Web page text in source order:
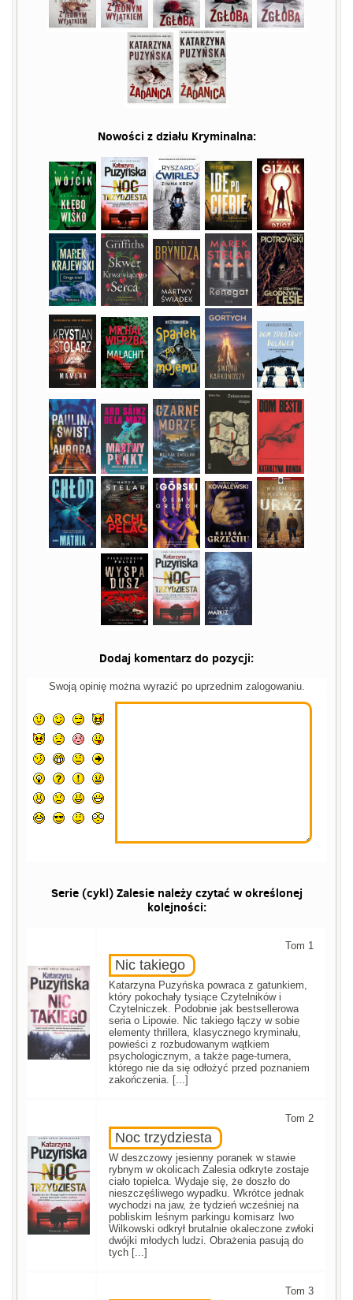
Nowości z działu Kryminalna:
Dodaj komentarz do pozycji:
Swoją opinię można wyrazić po uprzednim zalogowaniu.
Serie (cykl) Zalesie należy czytać w określonej
kolejności:
Tom 1
Nic takiego
Katarzyna Puzyńska powraca z gatunkiem,
który pokochały tysiące Czytelników i
Czytelniczek. Podobnie jak bestsellerowa
seria o Lipowie. Nic takiego łączy w sobie
elementy thrillera, klasycznego kryminału,
powieści z rozbudowanym wątkiem
psychologicznym, a także page-turnera,
którego nie da się odłożyć przed poznaniem
zakończenia. [...]
Tom 2
Noc trzydziesta
W deszczowy jesienny poranek w stawie
rybnym w okolicach Zalesia odkryte zostaje
ciało topielca. Wydaje się, że doszło do
nieszczęśliwego wypadku. Wkrótce jednak
wychodzi na jaw, że tydzień wcześniej na
pobliskim leśnym parkingu komisarz Iwo
Wilkowski odkrył brutalnie okaleczone zwłoki
dwójki młodych ludzi. Obrażenia pasują do
tych [...]
Tom 3